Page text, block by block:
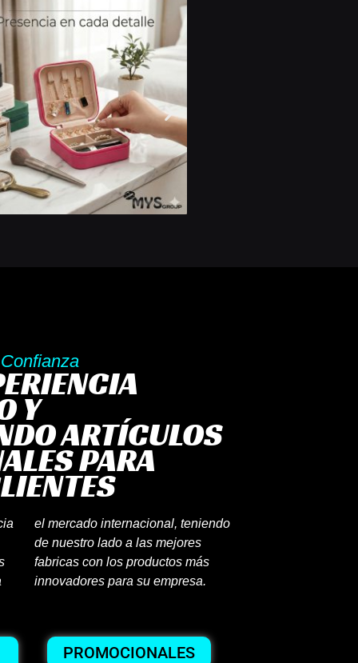
Y
ARTÍCULOS
PARA
el mercado internacional, teniendo
de nuestro lado a las mejores
fabricas con los productos más
innovadores para su empresa.
PROMOCIONALES